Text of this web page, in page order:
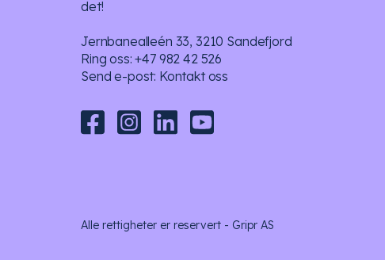
det!
Jernbanealleén 33, 3210 Sandefjord
Ring oss:+47 982 42 526
Send e-post: Kontakt oss
Alle rettigheter er reservert - Gripr AS